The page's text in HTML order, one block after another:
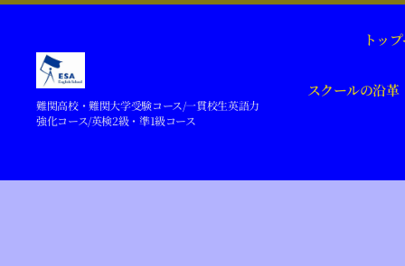
難
関
受
難関高校・難関大学受験コース/一貫校生英語力
強化コース/英検2級・準1級コース
トッ
スクールの沿